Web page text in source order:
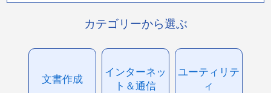
カテゴリーから選ぶ
文書作成
インターネッ
ト＆通信
ユーティリテ
ィ